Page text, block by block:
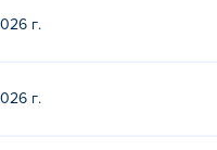
г.
г.